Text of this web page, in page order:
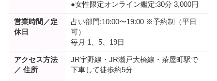
●女性限定オンライン鑑定:30分 3,000円
営業時間／定
休日
占い部門:10:00〜19:00 ※予約制（平日
可）
毎月 1、5、19日
アクセス方法
／ 住所
JR宇野線・JR瀬戸大橋線・茶屋町駅で
下車して徒歩約5分